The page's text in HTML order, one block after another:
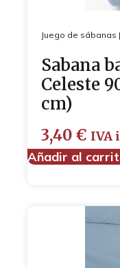
Juego de sábanas |
Sabana
Celeste
cm)
3,40 € IVA
Añadir al